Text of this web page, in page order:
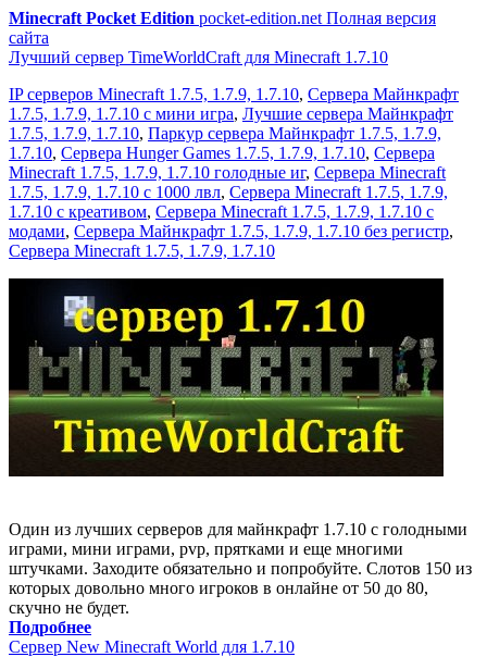
Minecraft Pocket Edition pocket-edition.net Полная версия
сайта
Лучший сервер TimeWorldCraft для Minecraft 1.7.10
IP серверов Minecraft 1.7.5, 1.7.9, 1.7.10, Сервера Майнкрафт
1.7.5, 1.7.9, 1.7.10 с мини игра, Лучшие сервера Майнкрафт
1.7.5, 1.7.9, 1.7.10, Паркур сервера Майнкрафт 1.7.5, 1.7.9,
1.7.10, Сервера Hunger Games 1.7.5, 1.7.9, 1.7.10, Сервера
Minecraft 1.7.5, 1.7.9, 1.7.10 голодные иг, Сервера Minecraft
1.7.5, 1.7.9, 1.7.10 с 1000 лвл, Сервера Minecraft 1.7.5, 1.7.9,
1.7.10 с креативом, Сервера Minecraft 1.7.5, 1.7.9, 1.7.10 с
модами, Сервера Майнкрафт 1.7.5, 1.7.9, 1.7.10 без регистр,
Сервера Minecraft 1.7.5, 1.7.9, 1.7.10
Один из лучших серверов для майнкрафт 1.7.10 с голодными
играми, мини играми, pvp, прятками и еще многими
штучками. Заходите обязательно и попробуйте. Слотов 150 из
которых довольно много игроков в онлайне от 50 до 80,
скучно не будет.
Подробнее
Сервер New Minecraft World для 1.7.10